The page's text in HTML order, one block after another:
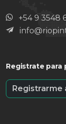
+54 9 3548
Registrate para
Registrarme